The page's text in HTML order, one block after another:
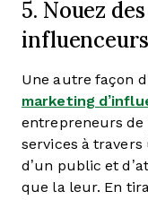
5. Nouez
influenceurs
Une autre façon
marketing
entrepreneurs
services à
d’un public et
que la leur. En